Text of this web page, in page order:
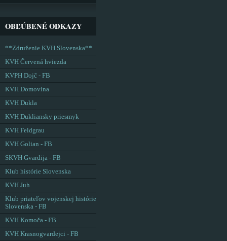
OBĽÚBENÉ ODKAZY
**Združenie KVH Slovenska**
KVH Červená hviezda
KVPH Dojč - FB
KVH Domovina
KVH Dukla
KVH Dukliansky priesmyk
KVH Feldgrau
KVH Golian - FB
SKVH Gvardija - FB
Klub histórie Slovenska
KVH Juh
Klub priateľov vojenskej histórie
Slovenska - FB
KVH Komoča - FB
KVH Krasnogvardejci - FB